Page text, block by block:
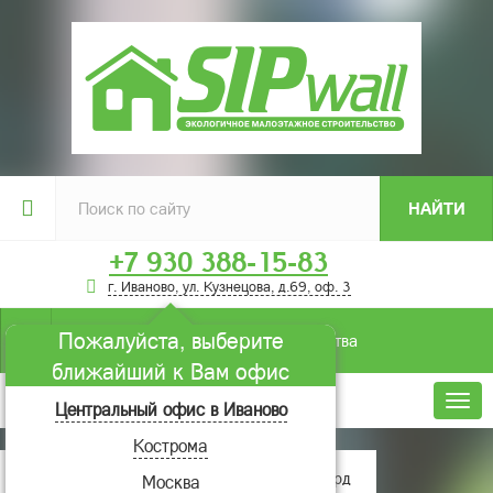
НАЙТИ
+7 930 388-15-83
г. Иваново, ул. Кузнецова, д.69, оф. 3
Пожалуйста, выберите
ближайший к Вам офис
Центральный офис в Иваново
Кострома
Москва
Условия строительства
Меню
Проекты домов Аккорд